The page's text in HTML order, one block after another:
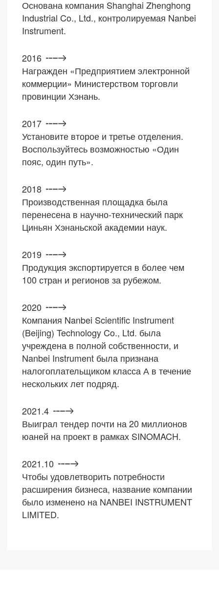
Основана компания Shanghai Zhenghong
Industrial Co., Ltd., контролируемая Nanbei
Instrument.
2016
Награжден «Предприятием электронной
коммерции» Министерством торговли
провинции Хэнань.
2017
Установите второе и третье отделения.
Воспользуйтесь возможностью «Один
пояс, один путь».
2018
Производственная площадка была
перенесена в научно-технический парк
Циньян Хэнаньской академии наук.
2019
Продукция экспортируется в более чем
100 стран и регионов за рубежом.
2020
Компания Nanbei Scientific Instrument
(Beijing) Technology Co., Ltd. была
учреждена в полной собственности, и
Nanbei Instrument была признана
налогоплательщиком класса А в течение
нескольких лет подряд.
2021.4
Выиграл тендер почти на 20 миллионов
юаней на проект в рамках SINOMACH.
2021.10
Чтобы удовлетворить потребности
расширения бизнеса, название компании
было изменено на NANBEI INSTRUMENT
LIMITED.